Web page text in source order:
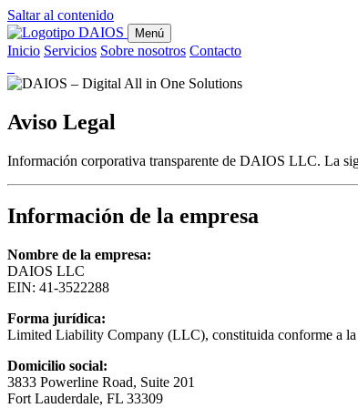
Saltar al contenido
Menú
Inicio Servicios Sobre nosotros Contacto
Aviso Legal
Información corporativa transparente de DAIOS LLC. La
Información de la empresa
Nombre de la empresa:
DAIOS LLC
EIN: 41-3522288
Forma jurídica:
Limited Liability Company (LLC), constituida conforme a
Domicilio social:
3833 Powerline Road, Suite 201
Fort Lauderdale, FL 33309